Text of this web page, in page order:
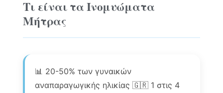
Τι είναι τα Ινομυώματα
Μήτρας
📊 20-50% των γυναικών
αναπαραγωγικής ηλικίας 🇬🇷 1 στις 4